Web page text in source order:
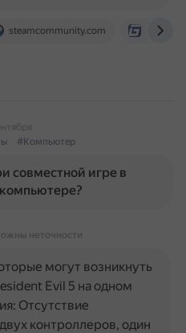
steamcommunity.com
#Компьютер
совместной игре в
неточности
могут возникнуть
Evil 5 на одном
Отсутствие
контроллеров, один